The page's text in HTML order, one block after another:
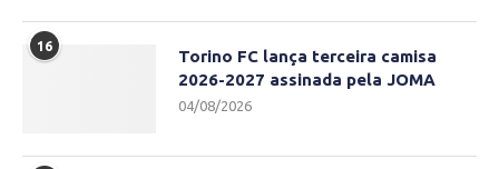
16
Torino FC lança terceira camisa
2026-2027 assinada pela JOMA
04/08/2026